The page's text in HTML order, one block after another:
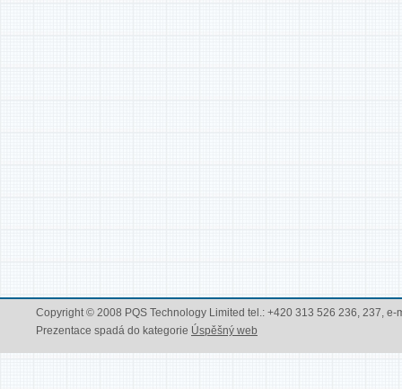
Copyright © 2008 PQS Technology Limited tel.: +420 313 526 236, 237, e-
Prezentace spadá do kategorie Úspěšný web